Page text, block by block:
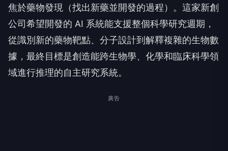
焦於藥物發現（找出新藥並開發的過程）。這家新創
公司希望開發的 AI 系統能支援整個科學研究週期，
從識別新的藥物靶點、分子設計到解釋複雜的生物數
據，最終目標是創造能跨生物學、化學和臨床科學領
域進行推理的自主研究系統。
廣告